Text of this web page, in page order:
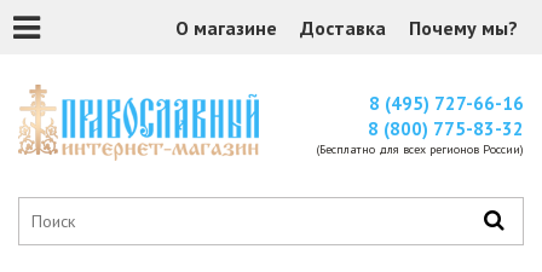
О магазине Доставка Почему мы?
8 (495) 727-66-16
8 (800) 775-83-32
(Бесплатно для всех регионов России)